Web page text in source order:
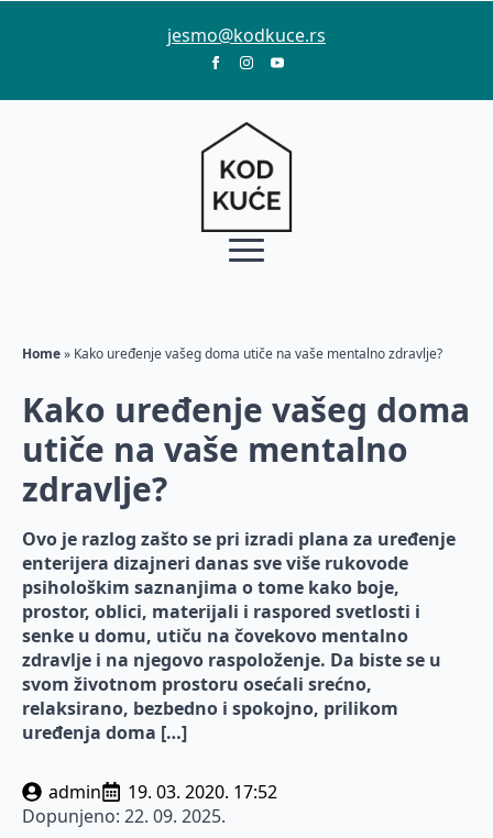
jesmo@kodkuce.rs
Home» Kako uređenje vašeg doma utiče na vaše mentalno zdravlje?
Kako uređenje vašeg doma
utiče na vaše mentalno
zdravlje?
Ovo je razlog zašto se pri izradi plana za uređenje
enterijera dizajneri danas sve više rukovode
psihološkim saznanjima o tome kako boje,
prostor, oblici, materijali i raspored svetlosti i
senke u domu, utiču na čovekovo mentalno
zdravlje i na njegovo raspoloženje. Da biste se u
svom životnom prostoru osećali srećno,
relaksirano, bezbedno i spokojno, prilikom
uređenja doma […]
admin
19. 03. 2020. 17:52
Dopunjeno: 22. 09. 2025.